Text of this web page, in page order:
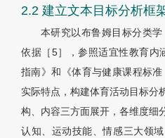
2.2 建立文本目标分析框
本研究以布鲁姆目标分类
依据［5］，参照适宜性教育内
指南》和《体育与健康课程标
实际特点，构建体育活动目标分
构、内容三方面展开，各维度细
认知、运动技能、情感三大领